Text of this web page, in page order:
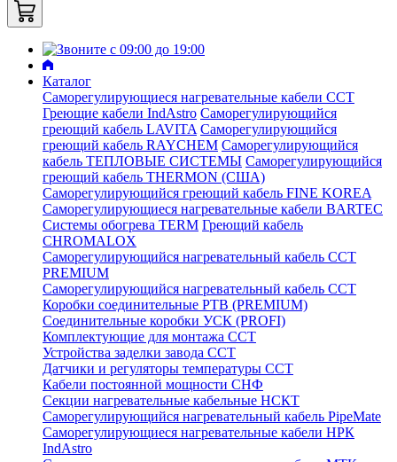
Каталог
Саморегулирующиеся нагревательные кабели ССТ
Греющие кабели IndAstro Саморегулирующийся
греющий кабель LAVITA Саморегулирующийся
греющий кабель RAYCHEM Саморегулирующийся
кабель ТЕПЛОВЫЕ СИСТЕМЫ Саморегулирующийся
греющий кабель THERMON (США)
Саморегулирующийся греющий кабель FINE KOREA
Саморегулирующиеся нагревательные кабели BARTEC
Системы обогрева TERM Греющий кабель
CHROMALOX
Саморегулирующийся нагревательный кабель ССТ
PREMIUM
Саморегулирующийся нагревательный кабель ССТ
Коробки соединительные РТВ (PREMIUM)
Соединительные коробки УСК (PROFI)
Комплектующие для монтажа ССТ
Устройства заделки завода ССТ
Датчики и регуляторы температуры ССТ
Кабели постоянной мощности СНФ
Секции нагревательные кабельные НСКТ
Саморегулирующийся нагревательный кабель PipeMate
Саморегулирующиеся нагревательные кабели НРК
IndAstro